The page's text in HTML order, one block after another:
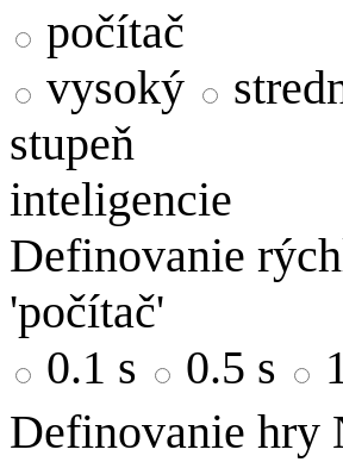
počítač
vysoký
stupeň
inteligencie
Definovanie
'počítač'
0.1 s
0.5 s
Definovanie hry